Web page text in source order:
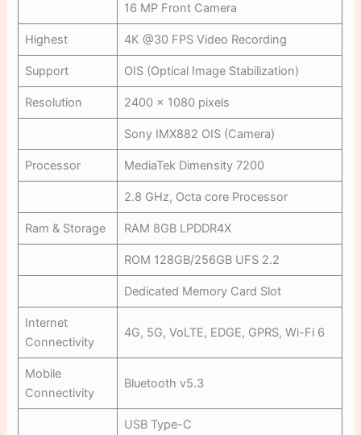
16 MP Front Camera
Highest 4K @30 FPS Video Recording
Support OIS (Optical Image Stabilization)
Resolution 2400 x 1080 pixels
Sony IMX882 OIS (Camera)
Processor MediaTek Dimensity 7200
2.8 GHz, Octa core Processor
Ram & Storage RAM 8GB LPDDR4X
ROM 128GB/256GB UFS 2.2
Dedicated Memory Card Slot
Internet
Connectivity
4G, 5G, VoLTE, EDGE, GPRS, Wi-Fi 6
Mobile
Connectivity
Bluetooth v5.3
USB Type-C